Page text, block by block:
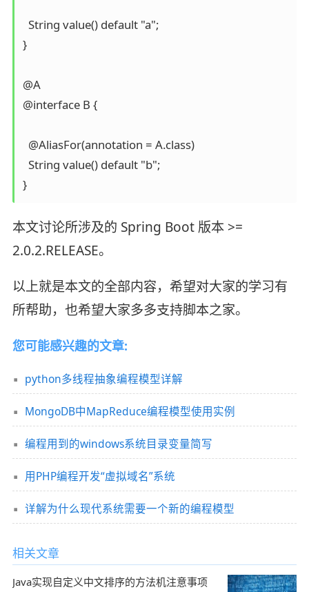
  String value() default "a";
}
@A
@interface B {
  @AliasFor(annotation = A.class)
  String value() default "b";
}
本文讨论所涉及的 Spring Boot 版本 >=
2.0.2.RELEASE。
以上就是本文的全部内容，希望对大家的学习有
所帮助，也希望大家多多支持脚本之家。
您可能感兴趣的文章:
python多线程抽象编程模型详解
MongoDB中MapReduce编程模型使用实例
编程用到的windows系统目录变量简写
用PHP编程开发“虚拟域名”系统
详解为什么现代系统需要一个新的编程模型
相关文章
Java实现自定义中文排序的方法机注意事项